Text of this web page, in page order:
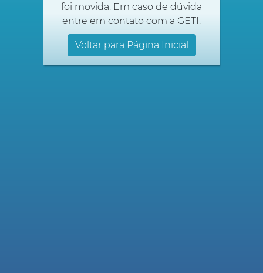
foi movida. Em caso de dúvida
entre em contato com a GETI.
Voltar para Página Inicial